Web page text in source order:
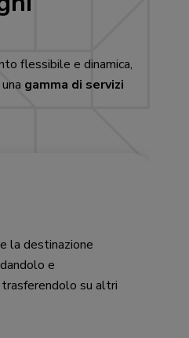
flessibile e dinamica,
gamma di servizi
la destinazione
e
su altri